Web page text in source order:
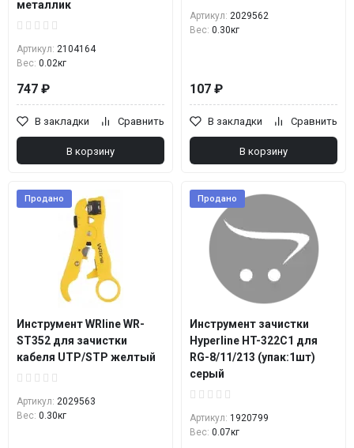
металлик
Артикул: 2104164
Вес: 0.02кг
747 ₽
В закладки Сравнить
В корзину
Артикул: 2029562
Вес: 0.30кг
107 ₽
В закладки Сравнить
В корзину
Продано
Инструмент WRline WR-
ST352 для зачистки
кабеля UTP/STP желтый
Артикул: 2029563
Вес: 0.30кг
Продано
Инструмент зачистки
Hyperline HT-322C1 для
RG-8/11/213 (упак:1шт)
серый
Артикул: 1920799
Вес: 0.07кг